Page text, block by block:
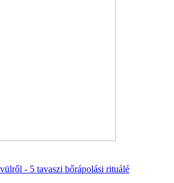
- 5 tavaszi bőrápolási rituálé